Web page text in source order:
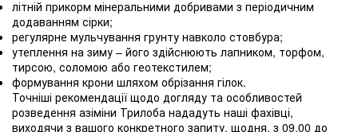
літній прикорм мінеральними добривами з періодичним
додаванням сірки;
регулярне мульчування грунту навколо стовбура;
утеплення на зиму – його здійснюють лапником, торфом,
тирсою, соломою або геотекстилем;
формування крони шляхом обрізання гілок.
Точніші рекомендації щодо догляду та особливостей
розведення азіміни Трилоба нададуть наші фахівці,
виходячи з вашого конкретного запиту, щодня, з 09.00 до